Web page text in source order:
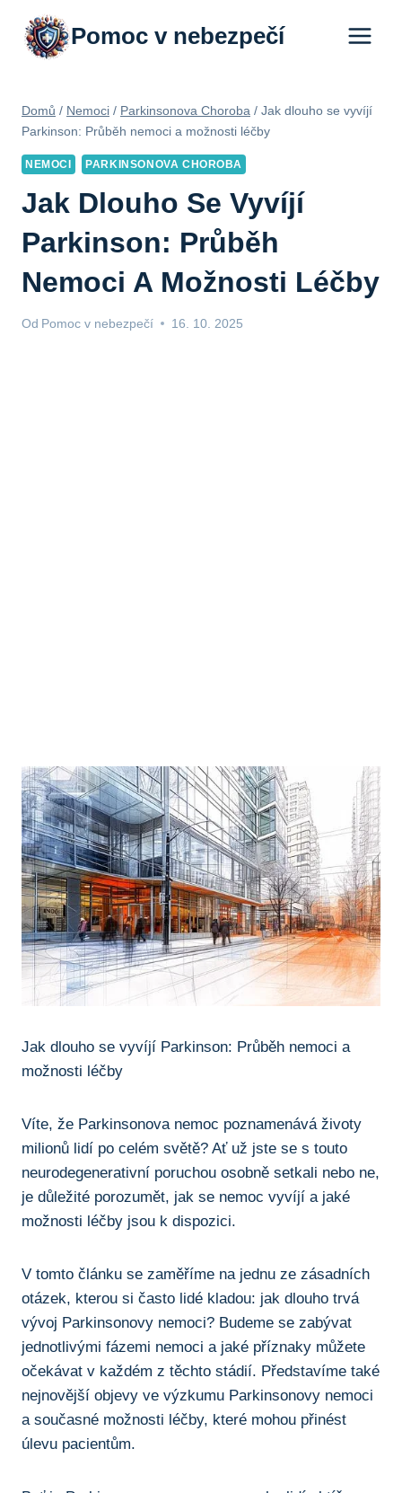
Přeskočit
obsah
Pomoc v nebezpečí
Domů / Nemoci / Parkinsonova Choroba / Jak dlouho se vyvíjí
Parkinson: Průběh nemoci a možnosti léčby
NEMOCI PARKINSONOVA CHOROBA
Jak Dlouho Se Vyvíjí
Parkinson: Průběh
Nemoci A Možnosti Léčby
Od Pomoc v nebezpečí 16. 10. 2025
Jak dlouho⁢ se vyvíjí ​Parkinson: Průběh‌ nemoci a
možnosti​ léčby
Víte, že Parkinsonova nemoc poznamenává ⁢životy
⁤milionů lidí po ‌celém​ světě?⁢ Ať ⁢už jste se ‍s touto
neurodegenerativní poruchou osobně⁢ setkali nebo ne,
je​ důležité ⁣porozumět,‍ jak se nemoc vyvíjí ‌a jaké
možnosti léčby jsou k ​dispozici.
V tomto ‌článku se​ zaměříme na jednu ze zásadních
otázek, kterou si často lidé kladou: jak dlouho trvá
vývoj Parkinsonovy nemoci? ⁣Budeme ⁣se zabývat‍
jednotlivými fázemi nemoci a ‍jaké ‌příznaky můžete
očekávat v⁢ každém z​ těchto stádií. Představíme‍ také
nejnovější objevy ve výzkumu Parkinsonovy nemoci
a současné⁤ možnosti léčby, které ⁤mohou přinést
úlevu pacientům.